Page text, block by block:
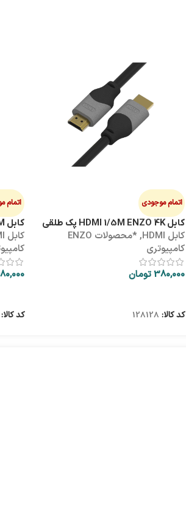
اتمام موجودی
کابل HDMI 1/5M ENZO 4K پک طلقی
کابل HDMI ,
*محصولات ENZO
کامپیوتری
380,000تومان
کد کالا: 128128
اتمام
کابل ENZO HDMI 19+1 4K 3M
کابل HDMI
کد کالا: